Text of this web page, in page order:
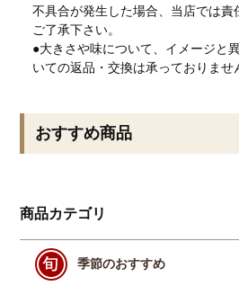
不具合が発生した場合、当店では責
ご了承下さい。
●大きさや味について、イメージと
いての返品・交換は承っておりませ
おすすめ商品
商品カテゴリ
季節のおすすめ